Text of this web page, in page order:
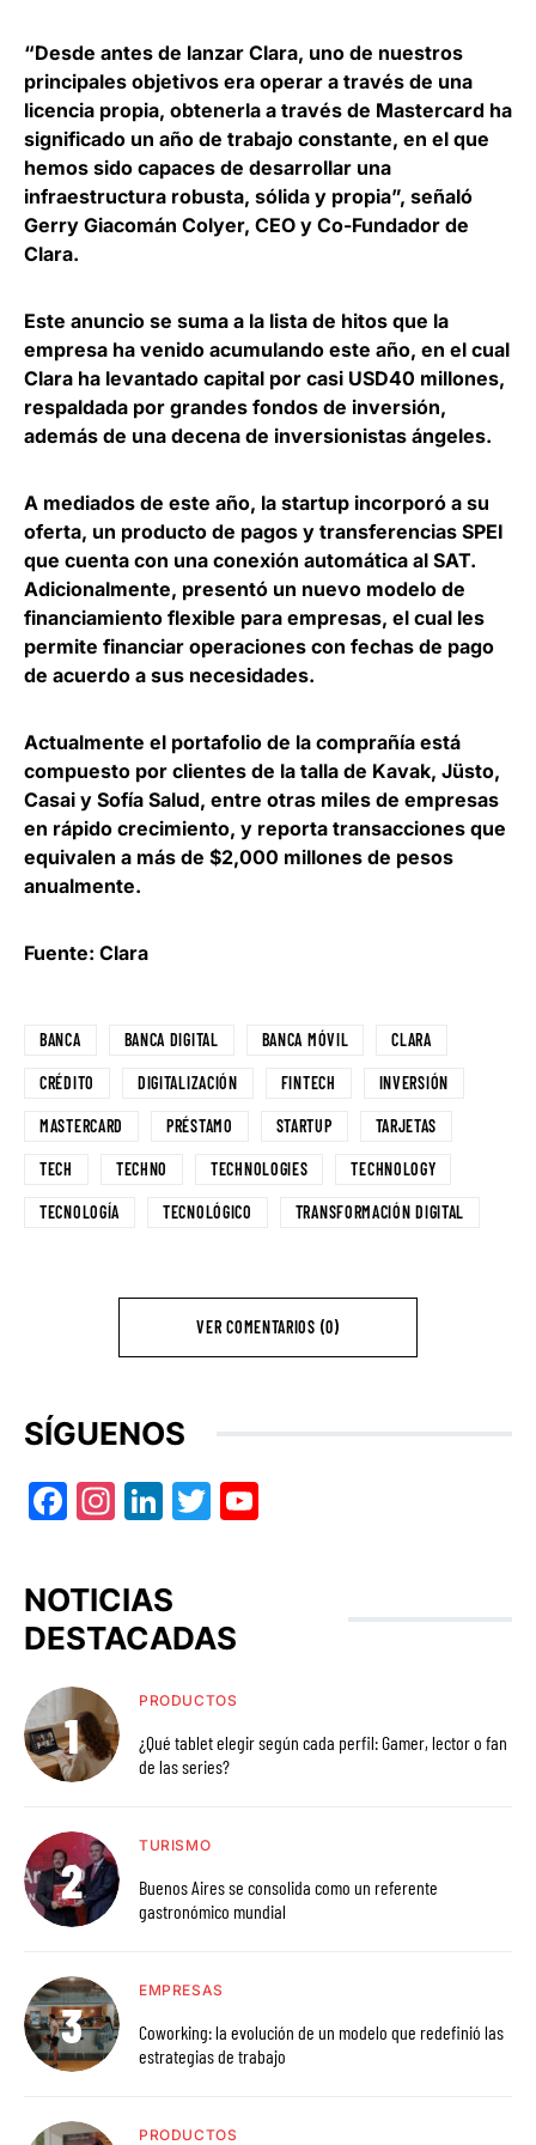
“Desde antes de lanzar Clara, uno de nuestros
principales objetivos era operar a través de una
licencia propia, obtenerla a través de Mastercard ha
significado un año de trabajo constante, en el que
hemos sido capaces de desarrollar una
infraestructura robusta, sólida y propia”, señaló
Gerry Giacomán Colyer, CEO y Co-Fundador de
Clara.
Este anuncio se suma a la lista de hitos que la
empresa ha venido acumulando este año, en el cual
Clara ha levantado capital por casi USD40 millones,
respaldada por grandes fondos de inversión,
además de una decena de inversionistas ángeles.
A mediados de este año, la startup incorporó a su
oferta, un producto de pagos y transferencias SPEI
que cuenta con una conexión automática al SAT.
Adicionalmente, presentó un nuevo modelo de
financiamiento flexible para empresas, el cual les
permite financiar operaciones con fechas de pago
de acuerdo a sus necesidades.
Actualmente el portafolio de la comprañía está
compuesto por clientes de la talla de Kavak, Jüsto,
Casai y Sofía Salud, entre otras miles de empresas
en rápido crecimiento, y reporta transacciones que
equivalen a más de $2,000 millones de pesos
anualmente.
Fuente: Clara
BANCA BANCA DIGITAL BANCA MÓVIL CLARA
CRÉDITO DIGITALIZACIÓN FINTECH INVERSIÓN
MASTERCARD PRÉSTAMO STARTUP TARJETAS
TECH TECHNO TECHNOLOGIES TECHNOLOGY
TECNOLOGÍA TECNOLÓGICO TRANSFORMACIÓN DIGITAL
VER COMENTARIOS (0)
SÍGUENOS
Facebook
Instagram
LinkedIn
Twitter
NOTICIAS
DESTACADAS
PRODUCTOS
¿Qué tablet elegir según cada perfil: Gamer, lector o fan
de las series?
TURISMO
Buenos Aires se consolida como un referente
gastronómico mundial
EMPRESAS
Coworking: la evolución de un modelo que redefinió las
estrategias de trabajo
PRODUCTOS